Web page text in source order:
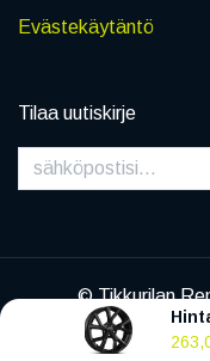
Evästekäytäntö
Tilaa uutiskirje
© Tikkurilan
|